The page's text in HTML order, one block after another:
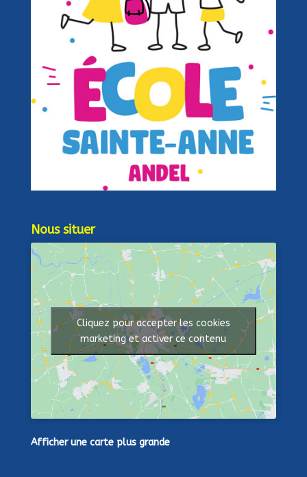
Nous situer
Cliquez pour accepter les cookies
marketing et activer ce contenu
Afficher une carte plus grande